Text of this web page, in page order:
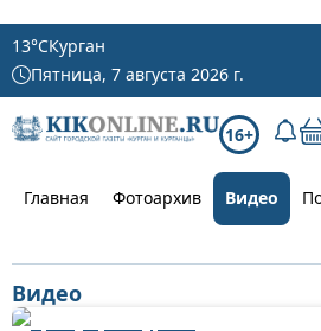
13°CКурган
Пятница, 7 августа 2026 г.
16+
Главная Фотоархив Видео
Видео